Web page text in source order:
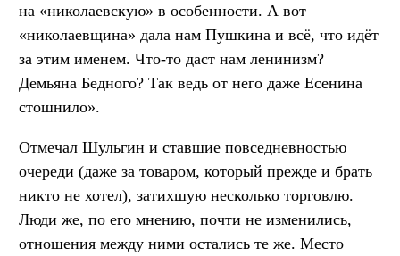
на «николаевскую» в особенности. А вот
«николаевщина» дала нам Пушкина и всё, что идёт
за этим именем. Что-то даст нам ленинизм?
Демьяна Бедного? Так ведь от него даже Есенина
стошнило».
Отмечал Шульгин и ставшие повседневностью
очереди (даже за товаром, который прежде и брать
никто не хотел), затихшую несколько торговлю.
Люди же, по его мнению, почти не изменились,
отношения между ними остались те же. Место